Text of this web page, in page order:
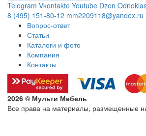
Telegram Vkontakte Youtube Dzen
8 (495) 151-80-12 mm2209118@yandex.ru
Вопрос-ответ
Статьи
Каталоги и фото
Компания
Контакты
2026 © Мульти Мебель
Все права на материалы, размещенные